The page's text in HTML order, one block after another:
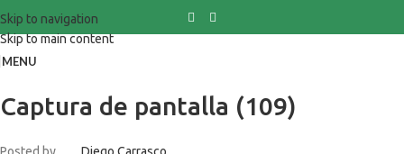
Skip to navigation
Skip to main content
MENU
Captura de pantalla (109)